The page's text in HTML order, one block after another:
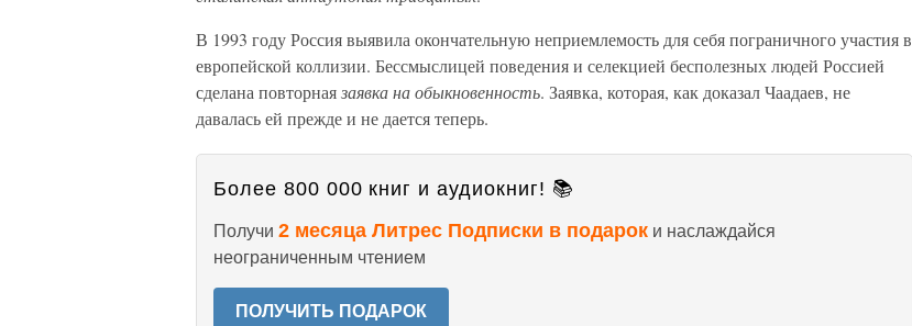
В 1993 году Россия выявила окончательную неприемлемость для себя пограничного участия в
европейской коллизии. Бессмыслицей поведения и селекцией бесполезных людей Россией
сделана повторнаязаявка на обыкновенность. Заявка, которая, как доказал Чаадаев, не
давалась ей прежде и не дается теперь.
Более 800 000 книг и аудиокниг! 📚
Получи 2 месяца Литрес Подписки в подарок и наслаждайся
неограниченным чтением
ПОЛУЧИТЬ ПОДАРОК